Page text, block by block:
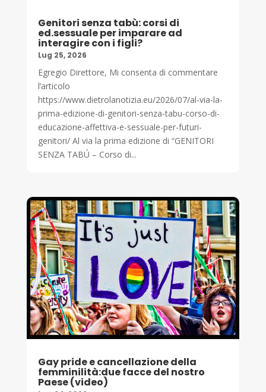
Genitori senza tabù: corsi di
ed.sessuale per imparare ad
interagire con i figli?
Lug 25, 2026
Egregio Direttore, Mi consenta di commentare
l’articolo
https://www.dietrolanotizia.eu/2026/07/al-via-la-
prima-edizione-di-genitori-senza-tabu-corso-di-
educazione-affettiva-e-sessuale-per-futuri-
genitori/ Al via la prima edizione di “GENITORI
SENZA TABÚ – Corso di...
Gay pride e cancellazione della
femminilità:due facce del nostro
Paese (video)